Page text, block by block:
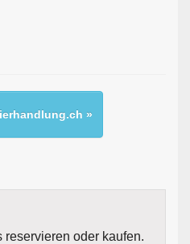
»
reservieren oder kaufen.